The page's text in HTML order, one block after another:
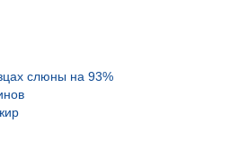
слюны на 93%